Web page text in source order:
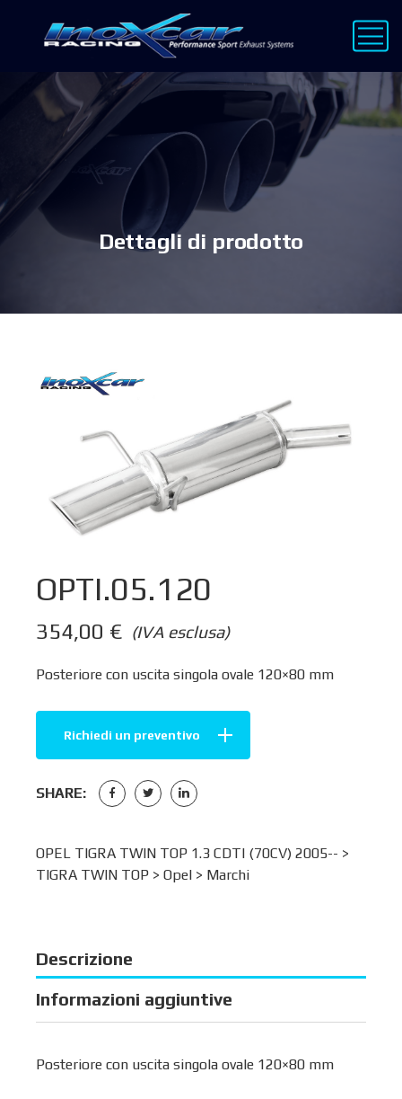
Dettagli di prodotto
OPTI.05.120
(IVA esclusa)
354,00 €
Posteriore con uscita singola ovale 120×80 mm
Richiedi un preventivo
SHARE:
OPEL TIGRA TWIN TOP 1.3 CDTI (70CV) 2005-- >
TIGRA TWIN TOP > Opel > Marchi
Descrizione
Informazioni aggiuntive
Posteriore con uscita singola ovale 120×80 mm